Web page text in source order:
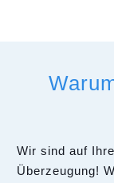
Wir sind auf
Überzeugung!